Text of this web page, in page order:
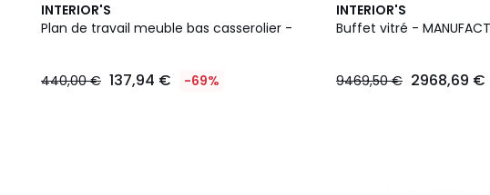
INTERIOR'S
Plan de travail meuble bas casserolier -
440,00 € 137,94 € -69%
INTERIOR'S
Buffet vitré -
9469,50 € 2968,69 €